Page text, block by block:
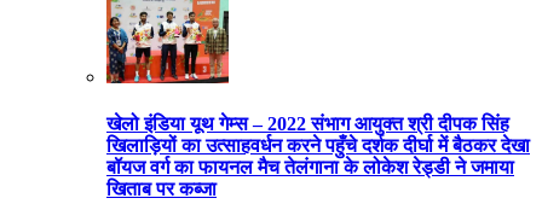
खेलो इंडिया यूथ गेम्स – 2022 संभाग आयुक्त श्री दीपक सिंह
खिलाड़ियों का उत्साहवर्धन करने पहुँचे दर्शक दीर्घा में बैठकर देखा
बॉयज वर्ग का फायनल मैच तेलंगाना के लोकेश रेड्डी ने जमाया
खिताब पर कब्जा